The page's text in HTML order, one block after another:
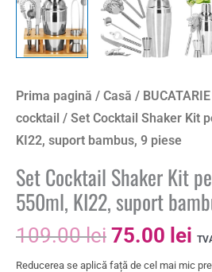
Prima pagină / Casă / BUCATARIE
cocktail / Set Cocktail Shaker Kit
KI22, suport bambus, 9 piese
Set Cocktail Shaker Kit
550ml, KI22, suport
109.00lei 75.00 lei
Reducerea se aplică față de cel mai mic